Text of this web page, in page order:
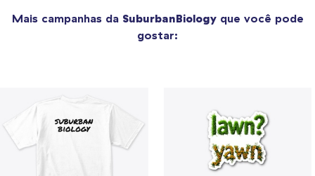
Mais campanhas da SuburbanBiologyque você pode
gostar: